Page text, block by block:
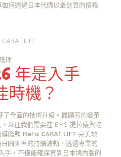
何透過日本代購以最划算的價格
LIFT
理
年是入手
時機？
全面的技術升級。最顯著的變革
以往我們需要在 EMS 提拉儀與物
艦款 ReFa CARAT LIFT完美地
圓匯率的持續波動，透過專業的
，不僅能確保買到日本境內版的